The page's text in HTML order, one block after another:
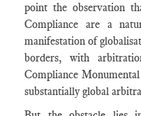
point the observation
Compliance are a
manifestation of
borders, with
Compliance
substantially global